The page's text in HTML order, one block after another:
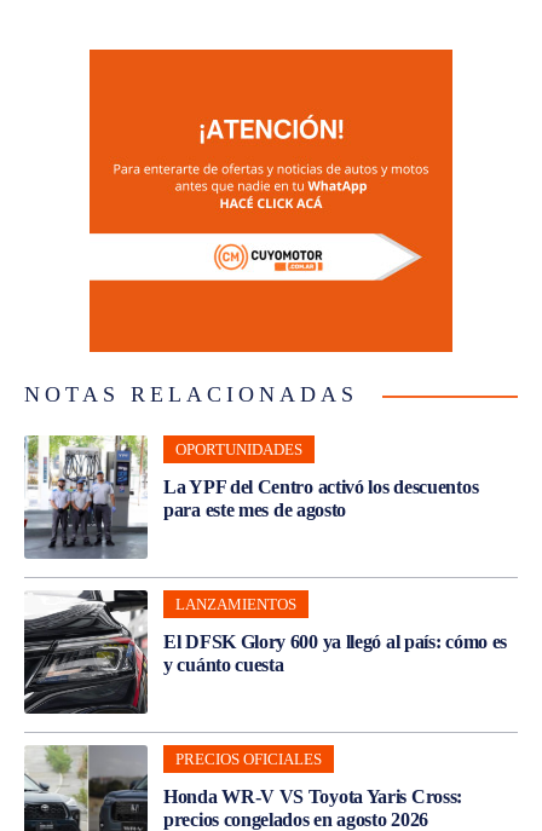
NOTAS RELACIONADAS
OPORTUNIDADES
La YPF del Centro activó los descuentos
para este mes de agosto
LANZAMIENTOS
El DFSK Glory 600 ya llegó al país: cómo es
y cuánto cuesta
PRECIOS OFICIALES
Honda WR-V VS Toyota Yaris Cross:
precios congelados en agosto 2026